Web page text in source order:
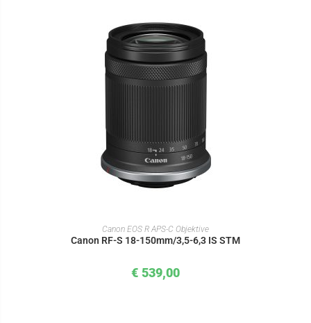
IN DEN WARENKORB
Canon EOS R APS-C Objektive
Canon RF-S 18-150mm/3,5-6,3 IS STM
€ 539,00